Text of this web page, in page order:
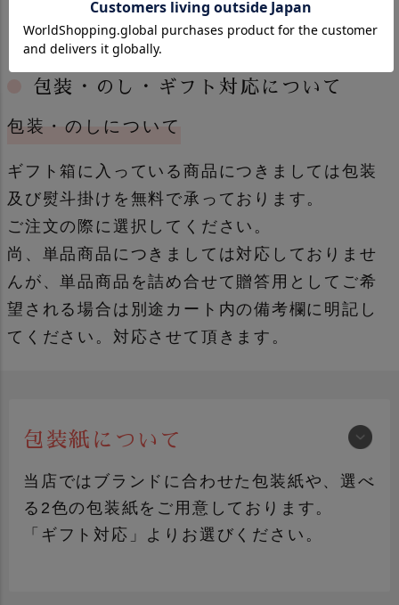
包装・のし・ギフト対応について
包装・のしについて
ギフト箱に入っている商品につきましては包装
及び熨斗掛けを無料で承っております。
ご注文の際に選択してください。
尚、単品商品につきましては対応しておりませ
んが、単品商品を詰め合せて贈答用としてご希
望される場合は別途カート内の備考欄に明記し
てください。対応させて頂きます。
包装紙について
当店ではブランドに合わせた包装紙や、選べ
る2色の包装紙をご用意しております。
「ギフト対応」よりお選びください。